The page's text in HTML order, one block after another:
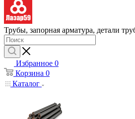
Трубы, запорная арматура, детали
Избранное 0
Корзина 0
Каталог